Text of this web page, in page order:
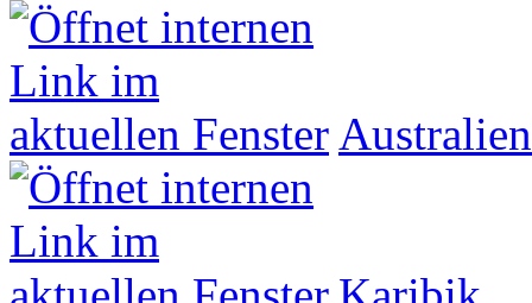
Australien